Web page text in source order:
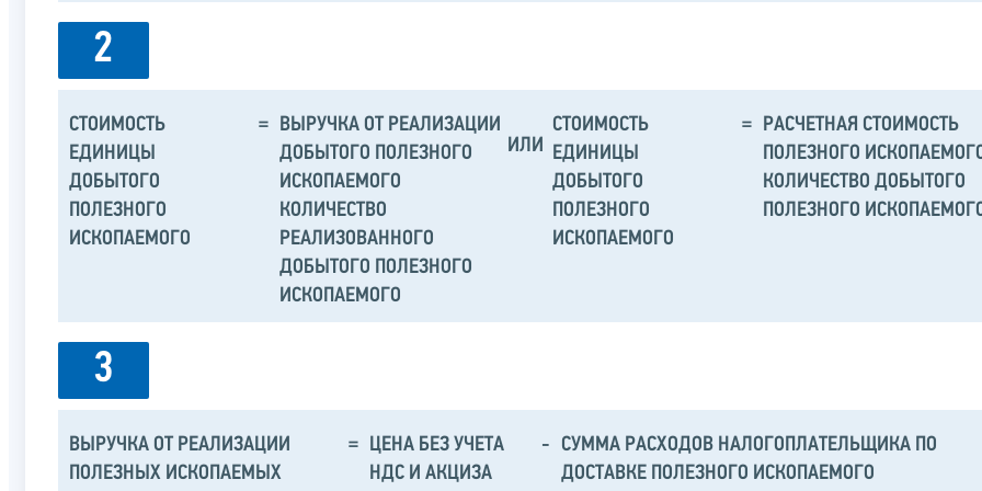
2
СТОИМОСТЬ
ЕДИНИЦЫ
ДОБЫТОГО
ПОЛЕЗНОГО
ИСКОПАЕМОГО
=
ВЫРУЧКА ОТ РЕАЛИЗАЦИИ
ДОБЫТОГО ПОЛЕЗНОГО
ИСКОПАЕМОГО
КОЛИЧЕСТВО
РЕАЛИЗОВАННОГО
ДОБЫТОГО ПОЛЕЗНОГО
ИСКОПАЕМОГО
ИЛИ
СТОИМОСТЬ
ЕДИНИЦЫ
ДОБЫТОГО
ПОЛЕЗНОГО
ИСКОПАЕМОГО
=
РАСЧЕТНАЯ СТОИМОСТЬ
ПОЛЕЗНОГО
КОЛИЧЕСТВО ДОБЫТОГО
ПОЛЕЗНОГО
3
ВЫРУЧКА ОТ РЕАЛИЗАЦИИ
ПОЛЕЗНЫХ ИСКОПАЕМЫХ
=
ЦЕНА БЕЗ УЧЕТА
НДС И АКЦИЗА
-
СУММА РАСХОДОВ НАЛОГОПЛАТЕЛЬЩИКА ПО
ДОСТАВКЕ ПОЛЕЗНОГО ИСКОПАЕМОГО